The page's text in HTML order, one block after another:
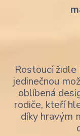
Rostoucí židle
jedinečnou
oblíbená
rodiče, kteří
díky hravým